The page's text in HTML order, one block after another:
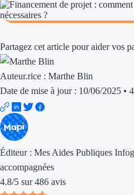
Partagez cet article pour aider vos
Auteur.rice : Marthe Blin
Date de mise à jour : 10/06/2025 •
Éditeur : Mes Aides Publiques
accompagnées
4.8/5 sur 486 avis